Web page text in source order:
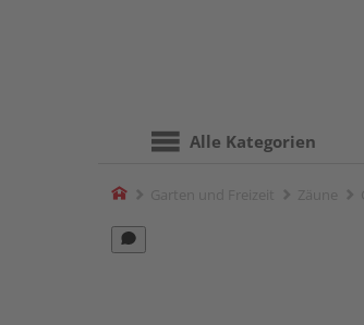
Alle Kategorien
Home